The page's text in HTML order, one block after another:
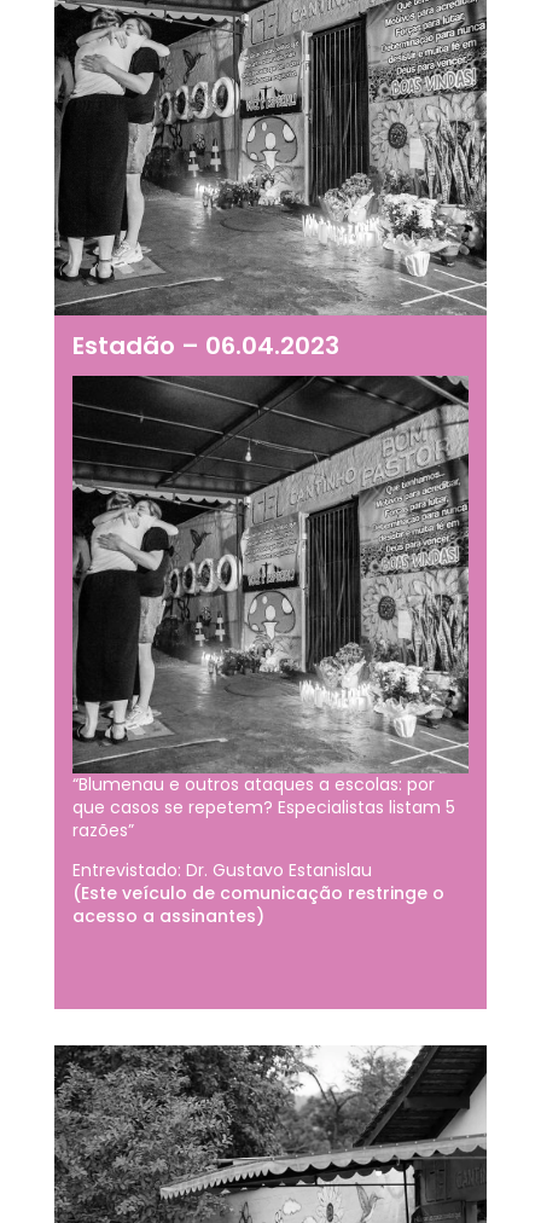
Estadão – 06.04.2023
“Blumenau e outros ataques a escolas: por
que casos se repetem? Especialistas listam 5
razões”
Entrevistado: Dr. Gustavo Estanislau
(Este veículo de comunicação restringe o
acesso a assinantes)